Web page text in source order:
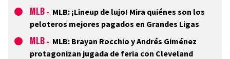
MLB - MLB: ¡Lineup de lujo! Mira quiénes son los
peloteros mejores pagados en Grandes Ligas
MLB - MLB: Brayan Rocchio y Andrés Giménez
protagonizan jugada de feria con Cleveland